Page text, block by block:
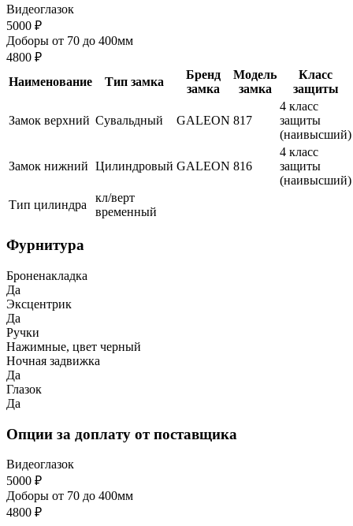
Видеоглазок
5000 ₽
Доборы от 70 до 400мм
4800 ₽
Наименование
Тип замка
Бренд
замка
Модель
замка
Класс
защиты
Замок верхний Сувальдный GALEON 817
4 класс
защиты
(наивысший)
Замок нижний Цилиндровый GALEON 816
4 класс
защиты
(наивысший)
Тип цилиндра
кл/верт
временный
Фурнитура
Броненакладка
Да
Эксцентрик
Да
Ручки
Нажимные, цвет черный
Ночная задвижка
Да
Глазок
Да
Опции за доплату от поставщика
Видеоглазок
5000 ₽
Доборы от 70 до 400мм
4800 ₽